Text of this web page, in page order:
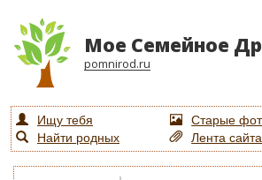
Мое Семейное
pomnirod.ru
Ищу тебя
Старые
Найти родных
Лента сайта